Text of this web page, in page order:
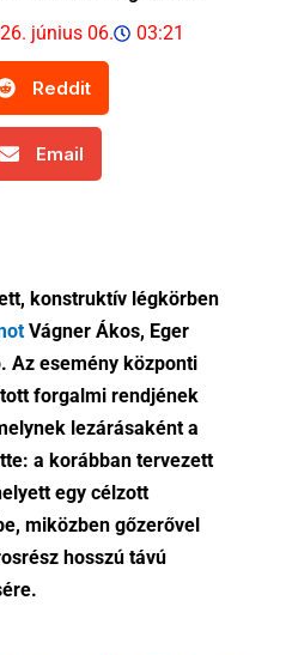
június 06. 03:21
Reddit
Email
konstruktív légkörben
Vágner Ákos, Eger
Az esemény központi
forgalmi rendjének
lezárásaként a
a korábban tervezett
egy célzott
miközben gőzerővel
hosszú távú